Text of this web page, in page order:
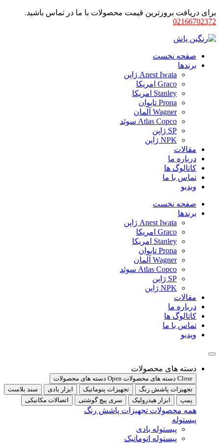
برای دریافت بروزترین قیمت محصولات با ما در تماس باشید.
02166702372
صفحه نخست
برندها
Anest Iwata ژاپن
Graco امریکا
Stanley امریکا
Prona تایوان
Wagner آلمان
Atlas Copco سوئد
SP ژاپن
NPK ژاپن
مقالات
درباره ما
کاتالوگ ها
تماس با ما
ویدیو
صفحه نخست
برندها
Anest Iwata ژاپن
Graco امریکا
Stanley امریکا
Prona تایوان
Wagner آلمان
Atlas Copco سوئد
SP ژاپن
NPK ژاپن
مقالات
درباره ما
کاتالوگ ها
تماس با ما
ویدیو
دسته های محصولات
Close دسته های محصولات
Open دسته های محصولات
تجهیزات پاشش رنگ
تجهیزات پنوماتیک ابزار بادی
سند بلاست
پمپ
ابزار هیدرولیک سری پیچ گوشتی اتصالات مکانیکی
همه محصولات تجهیزات پاشش رنگ
پیستوله
پیستوله بادی
پیستوله اتوماتیک